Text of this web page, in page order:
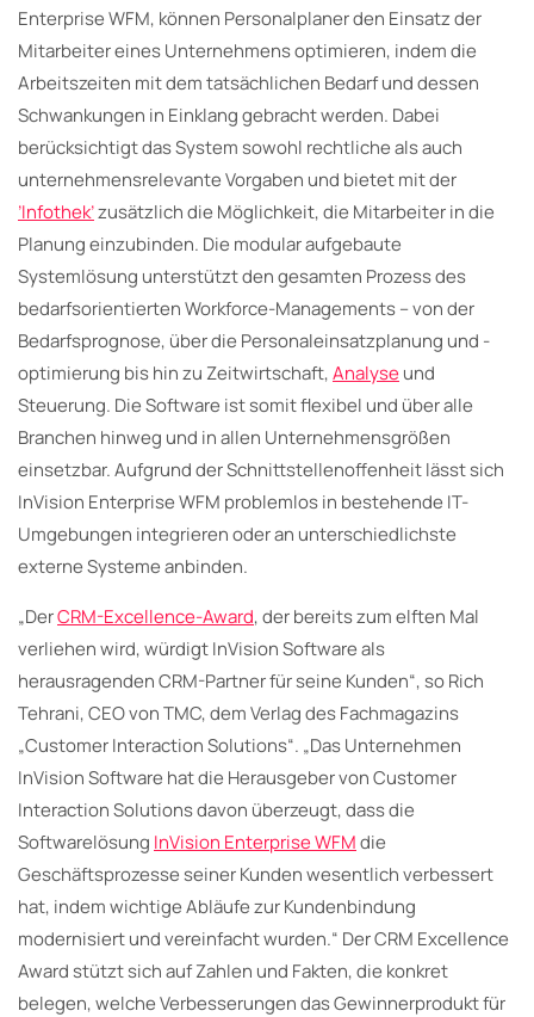
Enterprise WFM, können Personalplaner den Einsatz der
Mitarbeiter eines Unternehmens optimieren, indem die
Arbeitszeiten mit dem tatsächlichen Bedarf und dessen
Schwankungen in Einklang gebracht werden. Dabei
berücksichtigt das System sowohl rechtliche als auch
unternehmensrelevante Vorgaben und bietet mit der
’Infothek’zusätzlich die Möglichkeit, die Mitarbeiter in die
Planung einzubinden. Die modular aufgebaute
Systemlösung unterstützt den gesamten Prozess des
bedarfsorientierten Workforce-Managements – von der
Bedarfsprognose, über die Personaleinsatzplanung und -
optimierung bis hin zu Zeitwirtschaft,Analyseund
Steuerung. Die Software ist somit flexibel und über alle
Branchen hinweg und in allen Unternehmensgrößen
einsetzbar. Aufgrund der Schnittstellenoffenheit lässt sich
InVision Enterprise WFM problemlos in bestehende IT-
Umgebungen integrieren oder an unterschiedlichste
externe Systeme anbinden.
„DerCRM-Excellence-Award, der bereits zum elften Mal
verliehen wird, würdigt InVision Software als
herausragenden CRM-Partner für seine Kunden“, so Rich
Tehrani, CEO von TMC, dem Verlag des Fachmagazins
„Customer Interaction Solutions“. „Das Unternehmen
InVision Software hat die Herausgeber von Customer
Interaction Solutions davon überzeugt, dass die
Softwarelösung InVision Enterprise WFMdie
Geschäftsprozesse seiner Kunden wesentlich verbessert
hat, indem wichtige Abläufe zur Kundenbindung
modernisiert und vereinfacht wurden.“ Der CRM Excellence
Award stützt sich auf Zahlen und Fakten, die konkret
belegen, welche Verbesserungen das Gewinnerprodukt für